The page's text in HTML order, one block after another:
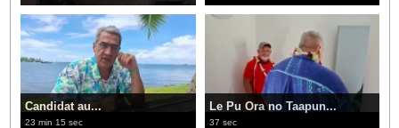
Candidat au...
23 min 15 sec
Le Pu Ora no Taapun...
37 sec